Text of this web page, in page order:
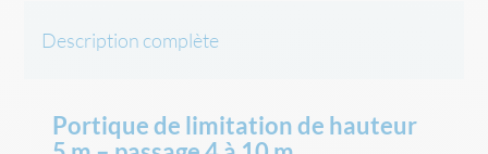
Description complète
Portique de limitation de hauteur